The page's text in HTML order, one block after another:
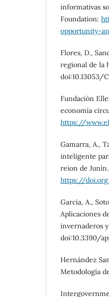
informativas
Foundation:
opportunity-
Flores, D.,
regional de la
doi:10.13053/
Fundación
economía
https://
Gamarra, A.,
inteligente
reion de
https://doi.org/
Garcia, A.,
Aplicaciones
invernaderos
doi:10.3390/
Hernández
Metodología